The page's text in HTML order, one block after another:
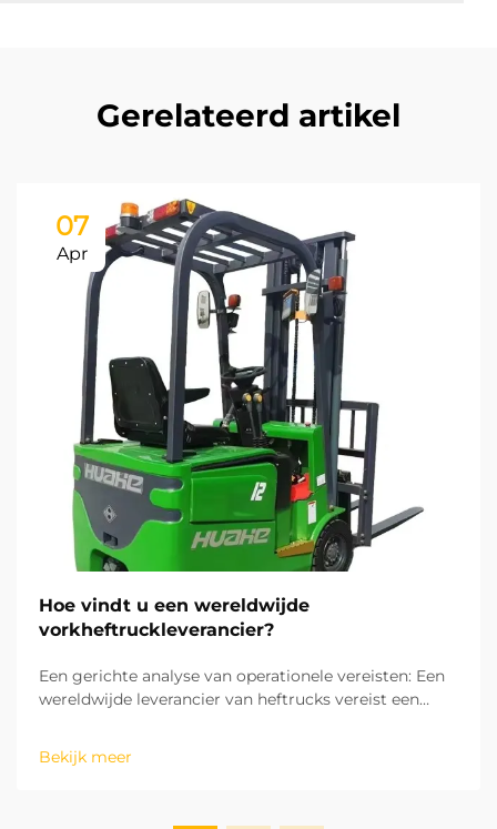
Gerelateerd artikel
07
Apr
Hoe vindt u een wereldwijde
vorkheftruckleverancier?
Een gerichte analyse van operationele vereisten: Een
wereldwijde leverancier van heftrucks vereist een
behoeften en kosten te kunnen voldoen. Elke
operationele omgeving vereist een bepaald type
Bekijk meer